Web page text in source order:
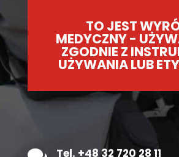
TO JEST
MEDYCZNY -
ZGODNIE Z
UŻYWANIA LUB
Tel. +48 32 720 28 11